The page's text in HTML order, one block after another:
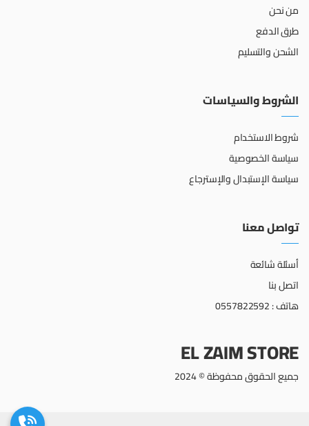
من نحن
طرق الدفع
الشحن والتسليم
الشروط والسياسات
شروط الاستخدام
سياسة الخصوصية
سياسة الإستبدال والإسترجاع
تواصل معنا
أسئلة شائعة
اتصل بنا
هاتف : 0557822592
EL ZAIM STORE
جميع الحقوق محفوظة © 2024